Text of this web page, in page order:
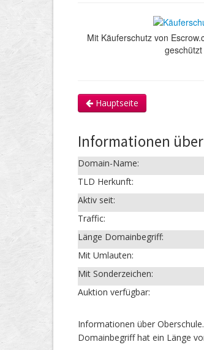
Mit Käuferschutz von
geschützt
Hauptseite
Informationen
Domain-Name:
TLD Herkunft:
Aktiv seit:
Traffic:
Länge Domainbegriff:
Mit Umlauten:
Mit Sonderzeichen:
Auktion verfügbar:
Informationen über
Domainbegriff hat ein Länge